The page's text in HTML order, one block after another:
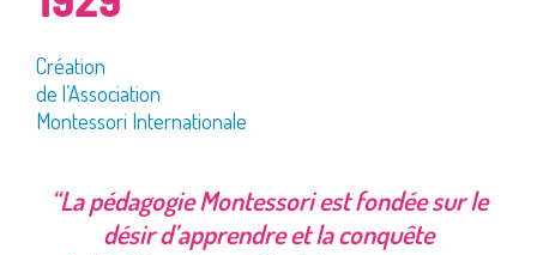
Création
de l’Association
Montessori Internationale
“La pédagogie Montessori est fondée sur le
désir d’apprendre et la conquête